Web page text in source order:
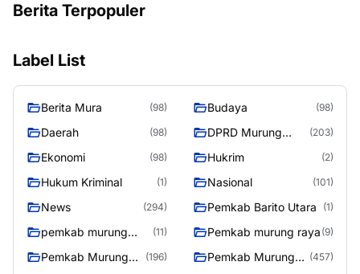
Berita Terpopuler
Label List
Berita Mura (98) Budaya (98)
Daerah (98)
DPRD Murung
(203)
Ekonomi (98) Hukrim (2)
Hukum Kriminal (1) Nasional (101)
News (294) Pemkab Barito Utara (1)
pemkab murung
(11) Pemkab murung raya (9)
Pemkab Murung
(196)
Pemkab Murung
(457)